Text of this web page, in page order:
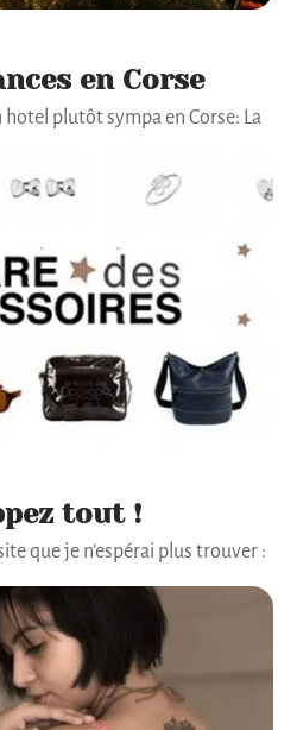
en Corse
hotel plutôt sympa en Corse: La
tout !
que je n’espérai plus trouver :